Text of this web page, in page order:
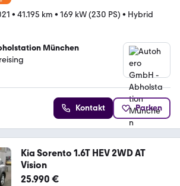
• 41.195 km • 169 kW (230 PS) • Hybrid
München
Kontakt Parken
Kia Sorento 1.6T HEV 2WD AT
Vision
25.990 €